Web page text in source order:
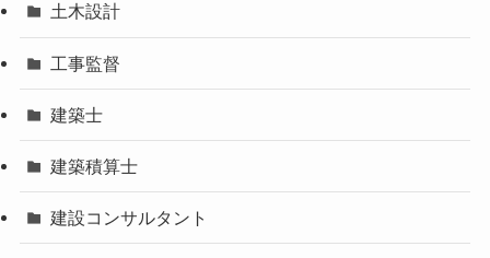
土木設計
工事監督
建築士
建築積算士
建設コンサルタント